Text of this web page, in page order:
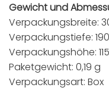
Gewicht und
Verpackungsbreite:
Verpackungstiefe:
Verpackungshöhe:
Paketgewicht: 0,19 g
Verpackungsart: Box